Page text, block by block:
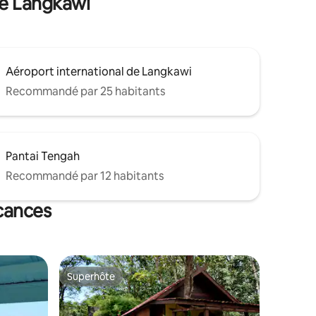
Aéroport international de Langkawi
Recommandé par 25 habitants
Pantai Tengah
Recommandé par 12 habitants
Superhôte
Superhôte